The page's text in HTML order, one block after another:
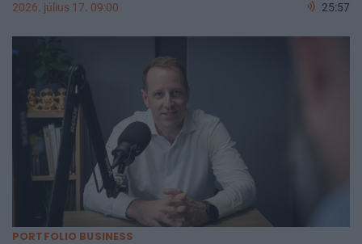
2026. július 17. 09:00 25:57
PORTFOLIO BUSINESS